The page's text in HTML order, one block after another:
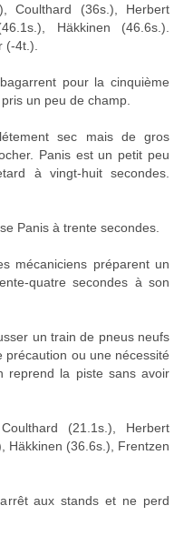
Coulthard (36s.), Herbert
Häkkinen (46.6s.).
(-4t.).
pour la cinquième
un peu de champ.
sec mais de gros
Panis est un petit peu
à vingt-huit secondes.
Panis à trente secondes.
mécaniciens préparent un
quatre secondes à son
un train de pneus neufs
ou une nécessité
reprend la piste sans avoir
(21.1s.), Herbert
Häkkinen (36.6s.), Frentzen
aux stands et ne perd